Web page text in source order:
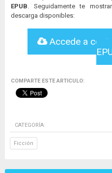
EPUB . Seguidamente te
descarga disponibles:
Accede a
COMPARTE ESTE ARTICULO:
CATEGORÍA:
Ficción